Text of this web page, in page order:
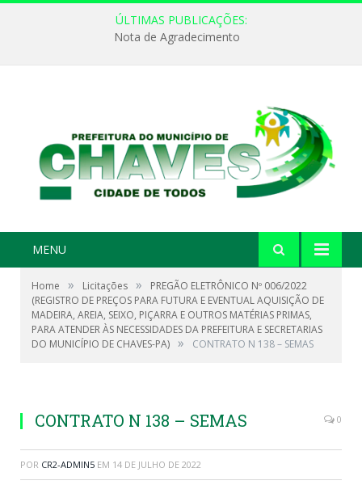
ÚLTIMAS PUBLICAÇÕES:
Nota de Agradecimento
MENU
Home » Licitações »
PREGÃO ELETRÔNICO Nº 006/2022
(REGISTRO DE PREÇOS PARA FUTURA E EVENTUAL AQUISIÇÃO DE
MADEIRA, AREIA, SEIXO, PIÇARRA E OUTROS MATÉRIAS PRIMAS,
PARA ATENDER ÀS NECESSIDADES DA PREFEITURA E SECRETARIAS
DO MUNICÍPIO DE CHAVES-PA) » CONTRATO N 138 – SEMAS
CONTRATO N 138 – SEMAS 0
POR CR2-ADMIN5 EM 14 DE JULHO DE 2022